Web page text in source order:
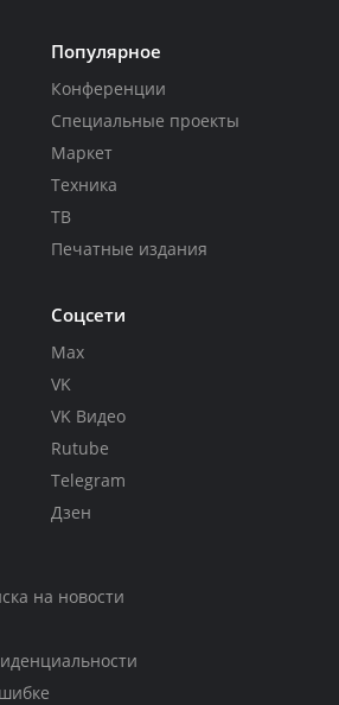
Популярное
Конференции
Специальные проекты
Маркет
Техника
ТВ
Печатные издания
Соцсети
Max
VK
VK Видео
Rutube
Telegram
Дзен
на новости